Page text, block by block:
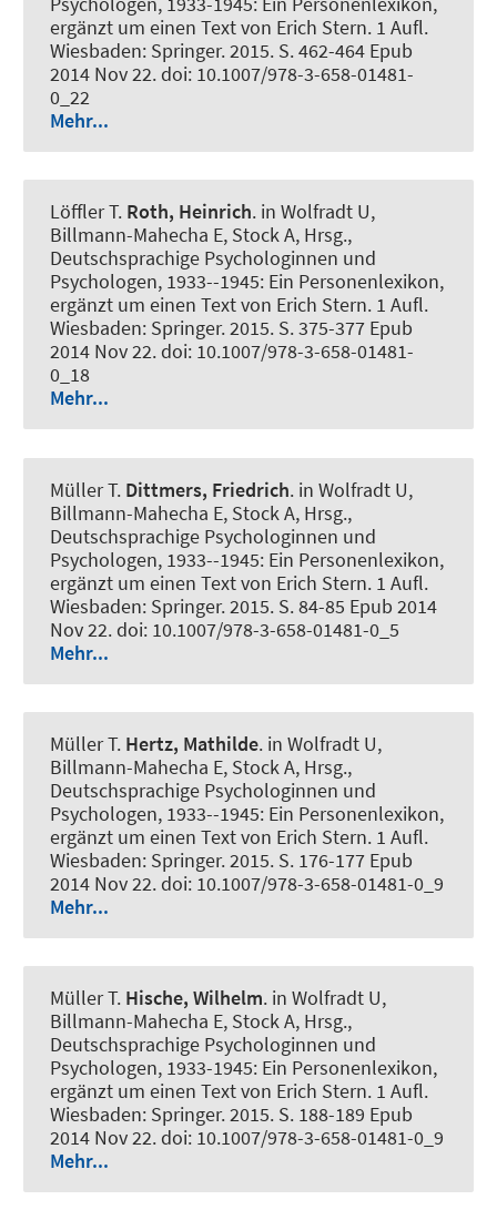
ergänzt um einen Text von Erich Stern. 1 Aufl.
Wiesbaden: Springer. 2015. S. 462-464 Epub
2014 Nov 22. doi: 10.1007/978-3-658-01481-
0_22
Mehr...
Löffler T. Roth, Heinrich. in Wolfradt U,
Billmann-Mahecha E, Stock A, Hrsg.,
Deutschsprachige Psychologinnen und
Psychologen, 1933--1945: Ein Personenlexikon,
ergänzt um einen Text von Erich Stern. 1 Aufl.
Wiesbaden: Springer. 2015. S. 375-377 Epub
2014 Nov 22. doi: 10.1007/978-3-658-01481-
0_18
Mehr...
Müller T. Dittmers, Friedrich. in Wolfradt U,
Billmann-Mahecha E, Stock A, Hrsg.,
Deutschsprachige Psychologinnen und
Psychologen, 1933--1945: Ein Personenlexikon,
ergänzt um einen Text von Erich Stern. 1 Aufl.
Wiesbaden: Springer. 2015. S. 84-85 Epub 2014
Nov 22. doi: 10.1007/978-3-658-01481-0_5
Mehr...
Müller T. Hertz, Mathilde. in Wolfradt U,
Billmann-Mahecha E, Stock A, Hrsg.,
Deutschsprachige Psychologinnen und
Psychologen, 1933--1945: Ein Personenlexikon,
ergänzt um einen Text von Erich Stern. 1 Aufl.
Wiesbaden: Springer. 2015. S. 176-177 Epub
2014 Nov 22. doi: 10.1007/978-3-658-01481-0_9
Mehr...
Müller T. Hische, Wilhelm. in Wolfradt U,
Billmann-Mahecha E, Stock A, Hrsg.,
Deutschsprachige Psychologinnen und
Psychologen, 1933-1945: Ein Personenlexikon,
ergänzt um einen Text von Erich Stern. 1 Aufl.
Wiesbaden: Springer. 2015. S. 188-189 Epub
2014 Nov 22. doi: 10.1007/978-3-658-01481-0_9
Mehr...